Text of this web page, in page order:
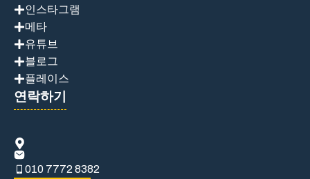
인스타그램
메타
유튜브
블로그
플레이스
연락하기
010 7772 8382